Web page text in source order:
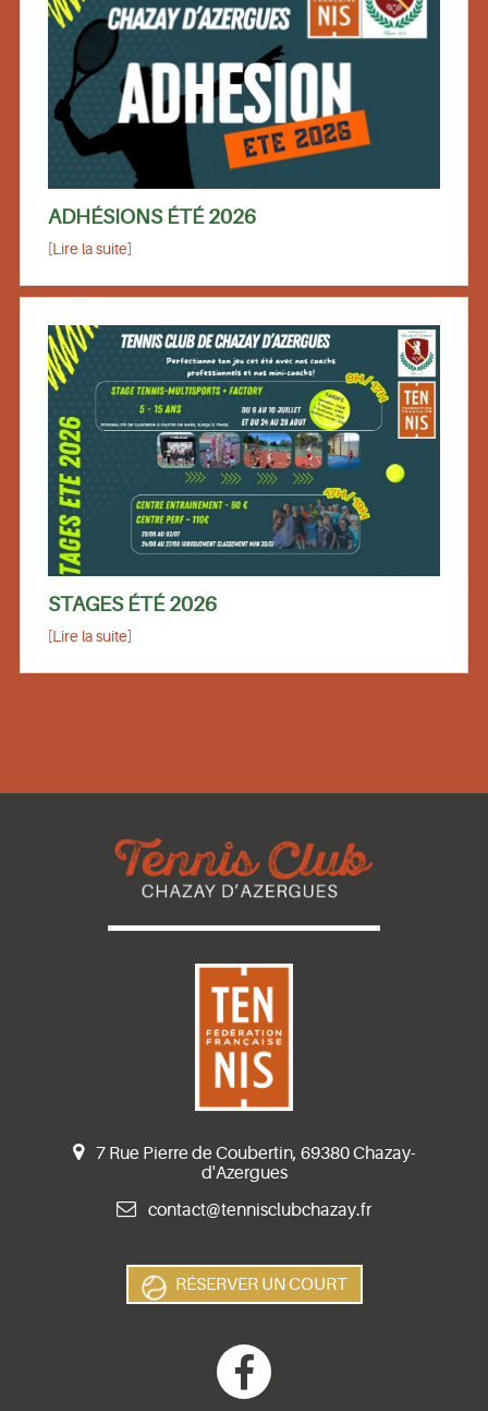
ADHÉSIONS ÉTÉ 2026
[Lire la suite]
STAGES ÉTÉ 2026
[Lire la suite]
7 Rue Pierre de Coubertin, 69380 Chazay-
d'Azergues
contact@tennisclubchazay.fr
RÉSERVER UN COURT